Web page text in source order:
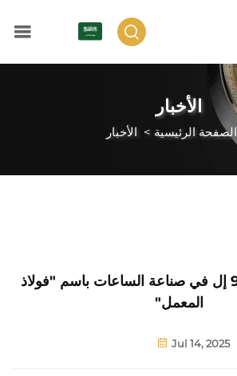
الأخبار
الصفحة الرئيسية > الأخبار
يُعرف الفولاذ 904 إل في صناعة الساعات باسم "فولاذ
المعمل"
Jul 14, 2025